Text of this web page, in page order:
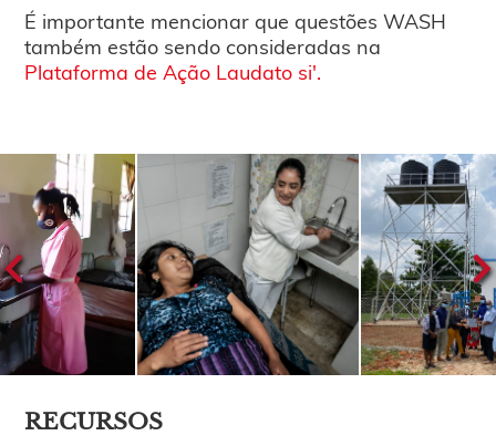
É importante mencionar que questões WASH
também estão sendo consideradas na
Plataforma de Ação Laudato si'.
RECURSOS